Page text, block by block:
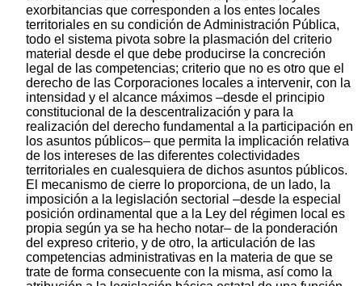
exorbitancias que corresponden a los entes locales
territoriales en su condición de Administración Pública,
todo el sistema pivota sobre la plasmación del criterio
material desde el que debe producirse la concreción
legal de las competencias; criterio que no es otro que el
derecho de las Corporaciones locales a intervenir, con la
intensidad y el alcance máximos –desde el principio
constitucional de la descentralización y para la
realización del derecho fundamental a la participación en
los asuntos públicos– que permita la implicación relativa
de los intereses de las diferentes colectividades
territoriales en cualesquiera de dichos asuntos públicos.
El mecanismo de cierre lo proporciona, de un lado, la
imposición a la legislación sectorial –desde la especial
posición ordinamental que a la Ley del régimen local es
propia según ya se ha hecho notar– de la ponderación
del expreso criterio, y de otro, la articulación de las
competencias administrativas en la materia de que se
trate de forma consecuente con la misma, así como la